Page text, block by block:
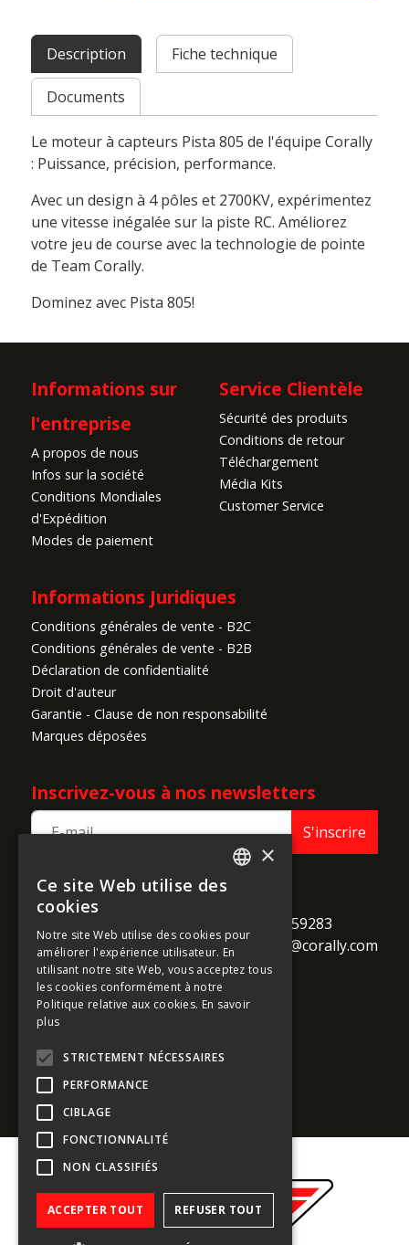
Description Fiche technique
Documents
Le moteur à capteurs Pista 805 de l'équipe Corally
: Puissance, précision, performance.
Avec un design à 4 pôles et 2700KV, expérimentez
une vitesse inégalée sur la piste RC. Améliorez
votre jeu de course avec la technologie de pointe
de Team Corally.
Dominez avec Pista 805!
Informations sur
l'entreprise
A propos de nous
Infos sur la société
Conditions Mondiales
d'Expédition
Modes de paiement
Service Clientèle
Sécurité des produits
Conditions de retour
Téléchargement
Média Kits
Customer Service
Informations Juridiques
Conditions générales de vente - B2C
Conditions générales de vente - B2B
Déclaration de confidentialité
Droit d'auteur
Garantie - Clause de non responsabilité
Marques déposées
Inscrivez-vous à nos newsletters
S'inscrire
TEAM CORALLY
B-2250 Olen
Belgium
call +32 14 259283
alternate_email support@corally.com
×
Ce site Web utilise des
cookies
Notre site Web utilise des cookies pour
améliorer l'expérience utilisateur. En
utilisant notre site Web, vous acceptez tous
les cookies conformément à notre
Politique relative aux cookies. En savoir
plus
STRICTEMENT NÉCESSAIRES
PERFORMANCE
CIBLAGE
FONCTIONNALITÉ
NON CLASSIFIÉS
ACCEPTER TOUT REFUSER TOUT